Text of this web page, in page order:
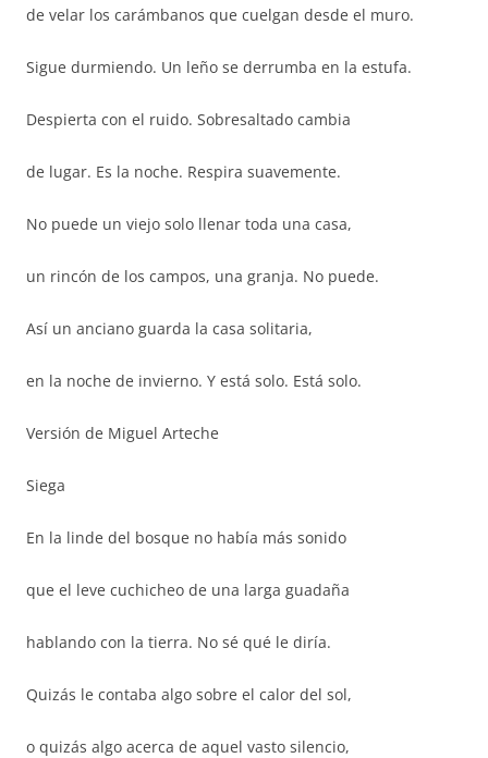
de velar los carámbanos que cuelgan desde el muro.
Sigue durmiendo. Un leño se derrumba en la estufa.
Despierta con el ruido. Sobresaltado cambia
de lugar. Es la noche. Respira suavemente.
No puede un viejo solo llenar toda una casa,
un rincón de los campos, una granja. No puede.
Así un anciano guarda la casa solitaria,
en la noche de invierno. Y está solo. Está solo.
Versión de Miguel Arteche
Siega
En la linde del bosque no había más sonido
que el leve cuchicheo de una larga guadaña
hablando con la tierra. No sé qué le diría.
Quizás le contaba algo sobre el calor del sol,
o quizás algo acerca de aquel vasto silencio,